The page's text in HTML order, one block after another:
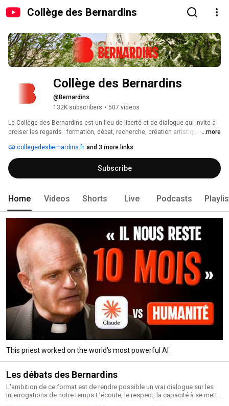
Collège des Bernardins
Collège des Bernardins
@Bernardins
132K subscribers • 507 videos
Le Collège des Bernardins est un lieu de liberté et de dialogue qui invite à
croiser les regards : formation, débat, recherche, création artistique. ...more
collegedesbernardins.fr and 3 more links
Subscribe
Home Videos Shorts Live Podcasts
This priest worked on the world's most powerful AI
Les débats des Bernardins
L'ambition de ce format est de rendre possible un vrai dialogue sur les
interrogations de notre temps.L'écoute, le respect, la capacité à se mettre